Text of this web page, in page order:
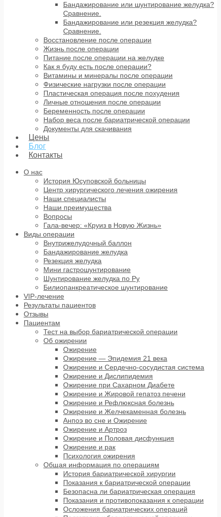
Бандажирование или шунтирование желудка?
Сравнение.
Бандажирование или резекция желудка?
Сравнение.
Восстановление после операции
Жизнь после операции
Питание после операции на желудке
Как я буду есть после операции?
Витамины и минералы после операции
Физические нагрузки после операции
Пластическая операция после похудения
Личные отношения после операции
Беременность после операции
Набор веса после бариатрической операции
Документы для скачивания
Цены
Блог
Контакты
О нас
История Юсуповской больницы
Центр хирургического лечения ожирения
Наши специалисты
Наши преимущества
Вопросы
Гала-вечер: «Круиз в Новую Жизнь»
Виды операции
Внутрижелудочный баллон
Бандажирование желудка
Резекция желудка
Мини гастрошунтирование
Шунтирование желудка по Ру
Билиопанкреатическое шунтирование
VIP-лечение
Результаты пациентов
Отзывы
Пациентам
Тест на выбор бариатрической операции
Об ожирении
Ожирение
Ожирение — Эпидемия 21 века
Ожирение и Сердечно-сосудистая система
Ожирение и Дислипидемия
Ожирение при Сахарном Диабете
Ожирение и Жировой гепатоз печени
Ожирение и Рефлюксная болезнь
Ожирение и Желчекаменная болезнь
Анпоэ во сне и Ожирение
Ожирение и Артроз
Ожирение и Половая дисфункция
Ожирение и рак
Психология ожирения
Общая информация по операциям
История бариатрической хирургии
Показания к бариатрической операции
Безопасна ли бариатрическая операция
Показания и противопоказания к операции
Осложения бариатрических операций